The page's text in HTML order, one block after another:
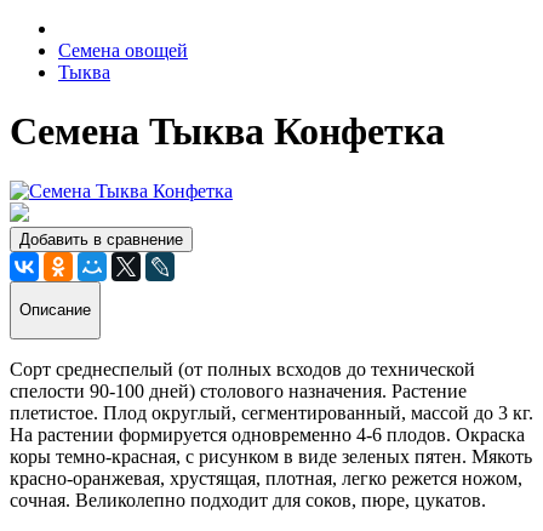
Семена овощей
Тыква
Семена Тыква Конфетка
Добавить в сравнение
Описание
Сорт среднеспелый (от полных всходов до технической
спелости 90-100 дней) столового назначения. Растение
плетистое. Плод округлый, сегментированный, массой до 3 кг.
На растении формируется одновременно 4-6 плодов. Окраска
коры темно-красная, с рисунком в виде зеленых пятен. Мякоть
красно-оранжевая, хрустящая, плотная, легко режется ножом,
сочная. Великолепно подходит для соков, пюре, цукатов.